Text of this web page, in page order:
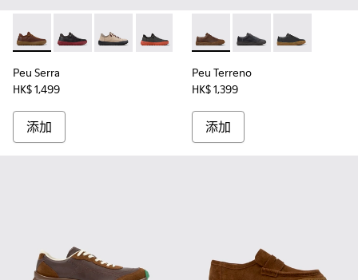
Peu Serra - K101075-010 - 男裝啡色再生皮革織物鞋。
Peu Serra - K101075-013
Peu Serra - K101075-011
Peu Serra - K101075-007
Peu Serra - K101075-005
Peu Serra - K101075-001
Peu Serra
HK$ 1,499
添加
Peu Terreno - K100927-013
Peu Terreno -Peu Terreno -
Peu Terreno
HK$ 1,399
添加